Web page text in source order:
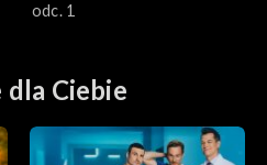
odc. 1
dla Ciebie